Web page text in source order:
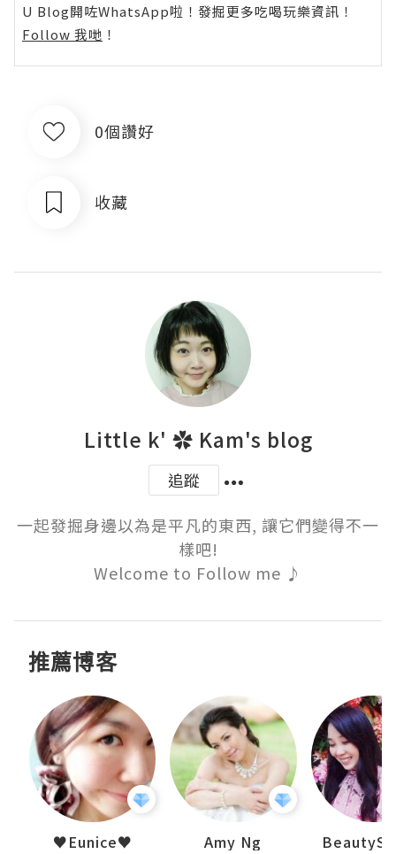
U Blog開咗WhatsApp啦！發掘更多吃喝玩樂資訊！
Follow 我哋 ！
0個讚好
收藏
Little k' ✿ Kam's blog
追蹤
一起發掘身邊以為是平凡的東西, 讓它們變得不一
樣吧!
Welcome to Follow me ♪
推薦博客
♥Eunice♥ Amy Ng